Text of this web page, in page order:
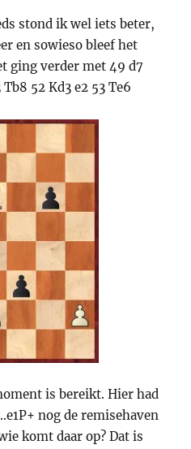
stond ik wel iets beter,
en sowieso bleef het
ging verder met 49 d7
52 Kd3 e2 53 Te6
is bereikt. Hier had
nog de remisehaven
komt daar op? Dat is